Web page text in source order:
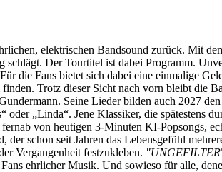
elektrischen Bandsound zurück. Mit
Der Tourtitel ist dabei Programm.
die Fans bietet sich dabei eine einmalige
Trotz dieser Sicht nach vorn bleibt die
Seine Lieder bilden auch 2027
„Linda“. Jene Klassiker, die spätestens
von heutigen 3-Minuten KI-Popsongs,
schon seit Jahren das Lebensgefühl
Vergangenheit festzukleben.
ehrlicher Musik. Und sowieso für alle,